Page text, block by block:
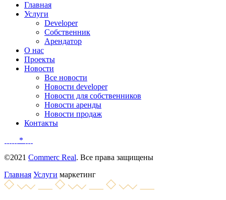
Главная
Услуги
Developer
Собственник
Арендатор
О нас
Проекты
Новости
Все новости
Новости developer
Новости для собственников
Новости аренды
Новости продаж
Контакты
*
©2021 Commerc Real. Все права защищены
Главная Услуги маркетинг